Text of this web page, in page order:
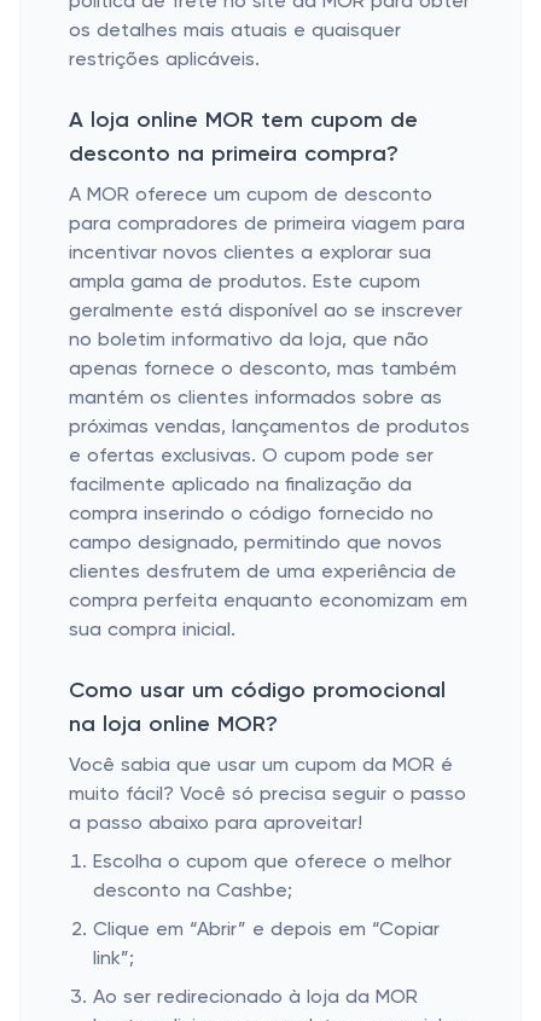
os detalhes mais atuais e quaisquer
restrições aplicáveis.
A loja online MOR tem cupom de
desconto na primeira compra?
A MOR oferece um cupom de desconto
para compradores de primeira viagem para
incentivar novos clientes a explorar sua
ampla gama de produtos. Este cupom
geralmente está disponível ao se inscrever
no boletim informativo da loja, que não
apenas fornece o desconto, mas também
mantém os clientes informados sobre as
próximas vendas, lançamentos de produtos
e ofertas exclusivas. O cupom pode ser
facilmente aplicado na finalização da
compra inserindo o código fornecido no
campo designado, permitindo que novos
clientes desfrutem de uma experiência de
compra perfeita enquanto economizam em
sua compra inicial.
Como usar um código promocional
na loja online MOR?
Você sabia que usar um cupom da MOR é
muito fácil? Você só precisa seguir o passo
a passo abaixo para aproveitar!
Escolha o cupom que oferece o melhor
desconto na Cashbe;
Clique em “Abrir” e depois em “Copiar
link”;
Ao ser redirecionado à loja da MOR